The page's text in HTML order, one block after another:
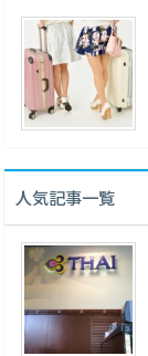
人気記事一覧